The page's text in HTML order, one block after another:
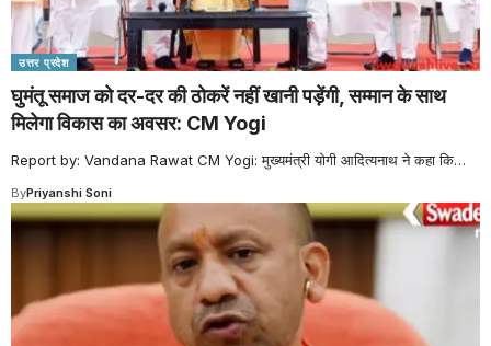
उत्तर प्रदेश
घुमंतू समाज को दर-दर की ठोकरें नहीं खानी पड़ेंगी, सम्मान के साथ
मिलेगा विकास का अवसर: CM Yogi
Report by: Vandana Rawat CM Yogi: मुख्यमंत्री योगी आदित्यनाथ ने कहा कि…
ByPriyanshi Soni